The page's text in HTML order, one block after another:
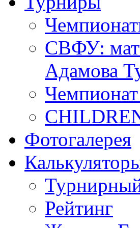
СВФУ:
Адамова
Фотогалерея
Рейтинг